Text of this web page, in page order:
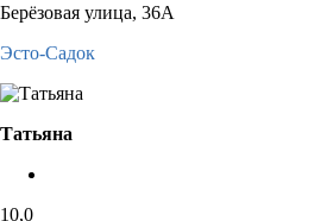
Берёзовая улица, 36А
Эсто-Садок
Татьяна
10,0